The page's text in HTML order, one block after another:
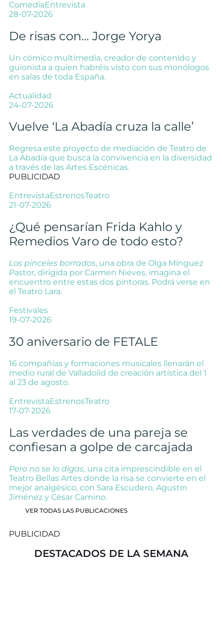
ComediaEntrevista
28-07-2026
De risas con… Jorge Yorya
Un cómico multimedia, creador de contenido y
guionista a quien habréis visto con sus monólogos
en salas de toda España.
Actualidad
24-07-2026
Vuelve ‘La Abadía cruza la calle’
Regresa este proyecto de mediación de Teatro de
La Abadía que busca la convivencia en la diversidad
a través de las Artes Escénicas.
PUBLICIDAD
EntrevistaEstrenosTeatro
21-07-2026
¿Qué pensarían Frida Kahlo y
Remedios Varo de todo esto?
Los pinceles borrados, una obra de Olga Mínguez
Pastor, dirigida por Carmen Nieves, imagina el
encuentro entre estas dos pintoras. Podrá verse en
el Teatro Lara.
Festivales
19-07-2026
30 aniversario de FETALE
16 compañías y formaciones musicales llenarán el
medio rural de Valladolid de creación artística del 1
al 23 de agosto.
EntrevistaEstrenosTeatro
17-07-2026
Las verdades de una pareja se
confiesan a golpe de carcajada
Pero no se lo digas, una cita imprescindible en el
Teatro Bellas Artes donde la risa se convierte en el
mejor analgésico, con Sara Escudero, Agustín
Jiménez y César Camino.
VER TODAS LAS PUBLICACIONES
PUBLICIDAD
DESTACADOS DE LA SEMANA